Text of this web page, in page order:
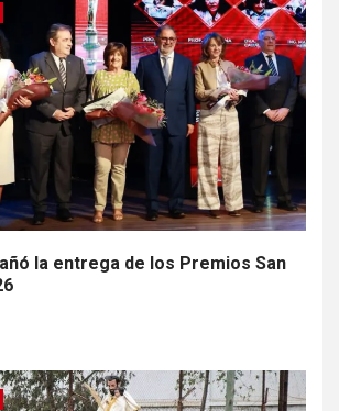
la entrega de los Premios San